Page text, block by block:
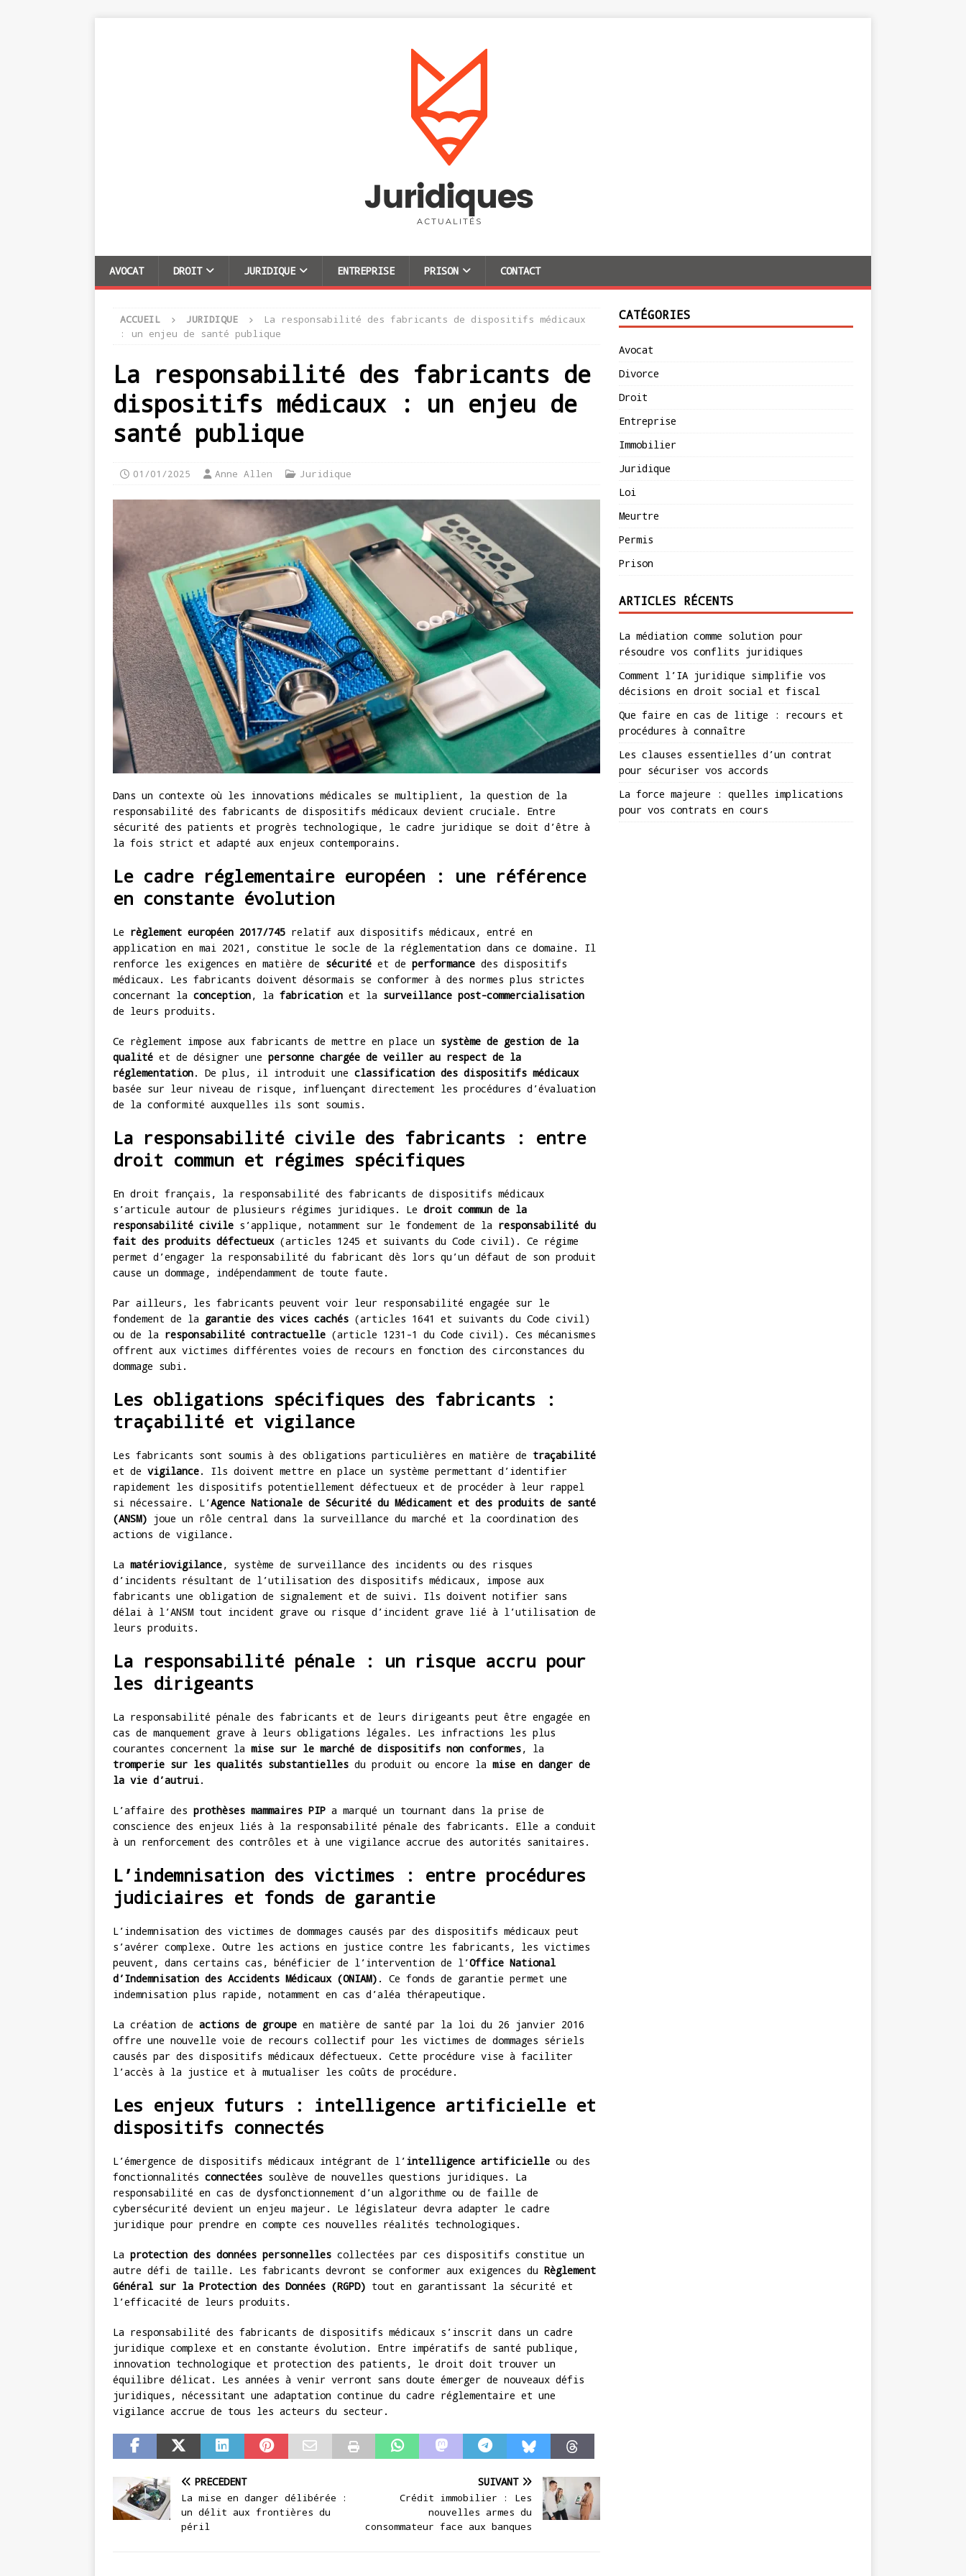
AVOCAT DROIT JURIDIQUE ENTREPRISE PRISON CONTACT
ACCUEIL JURIDIQUE
La responsabilité des fabricants de dispositifs médicaux
: un enjeu de santé publique
La responsabilité des fabricants de
dispositifs médicaux : un enjeu de
santé publique
01/01/2025 Anne Allen Juridique
Dans un contexte où les innovations médicales se multiplient, la question de la
responsabilité des fabricants de dispositifs médicaux devient cruciale. Entre
sécurité des patients et progrès technologique, le cadre juridique se doit d’être à
la fois strict et adapté aux enjeux contemporains.
Le cadre réglementaire européen : une référence
en constante évolution
Le règlement européen 2017/745 relatif aux dispositifs médicaux, entré en
application en mai 2021, constitue le socle de la réglementation dans ce domaine. Il
renforce les exigences en matière de sécurité et de performance des dispositifs
médicaux. Les fabricants doivent désormais se conformer à des normes plus strictes
concernant la conception, la fabrication et la surveillance post-commercialisation
de leurs produits.
Ce règlement impose aux fabricants de mettre en place un système de gestion de la
qualité et de désigner une personne chargée de veiller au respect de la
réglementation. De plus, il introduit une classification des dispositifs médicaux
basée sur leur niveau de risque, influençant directement les procédures d’évaluation
de la conformité auxquelles ils sont soumis.
La responsabilité civile des fabricants : entre
droit commun et régimes spécifiques
En droit français, la responsabilité des fabricants de dispositifs médicaux
s’articule autour de plusieurs régimes juridiques. Le droit commun de la
responsabilité civile s’applique, notamment sur le fondement de la responsabilité du
fait des produits défectueux(articles 1245 et suivants du Code civil). Ce régime
permet d’engager la responsabilité du fabricant dès lors qu’un défaut de son produit
cause un dommage, indépendamment de toute faute.
Par ailleurs, les fabricants peuvent voir leur responsabilité engagée sur le
fondement de la garantie des vices cachés (articles 1641 et suivants du Code civil)
ou de la responsabilité contractuelle (article 1231-1 du Code civil). Ces mécanismes
offrent aux victimes différentes voies de recours en fonction des circonstances du
dommage subi.
Les obligations spécifiques des fabricants :
traçabilité et vigilance
Les fabricants sont soumis à des obligations particulières en matière de traçabilité
et de vigilance. Ils doivent mettre en place un système permettant d’identifier
rapidement les dispositifs potentiellement défectueux et de procéder à leur rappel
si nécessaire. L’Agence Nationale de Sécurité du Médicament et des produits de santé
(ANSM) joue un rôle central dans la surveillance du marché et la coordination des
actions de vigilance.
La matériovigilance, système de surveillance des incidents ou des risques
d’incidents résultant de l’utilisation des dispositifs médicaux, impose aux
fabricants une obligation de signalement et de suivi. Ils doivent notifier sans
délai à l’ANSM tout incident grave ou risque d’incident grave lié à l’utilisation de
leurs produits.
La responsabilité pénale : un risque accru pour
les dirigeants
La responsabilité pénale des fabricants et de leurs dirigeants peut être engagée en
cas de manquement grave à leurs obligations légales. Les infractions les plus
courantes concernent la mise sur le marché de dispositifs non conformes, la
tromperie sur les qualités substantielles du produit ou encore la mise en danger de
la vie d’autrui.
L’affaire des prothèses mammaires PIP a marqué un tournant dans la prise de
conscience des enjeux liés à la responsabilité pénale des fabricants. Elle a conduit
à un renforcement des contrôles et à une vigilance accrue des autorités sanitaires.
L’indemnisation des victimes : entre procédures
judiciaires et fonds de garantie
L’indemnisation des victimes de dommages causés par des dispositifs médicaux peut
s’avérer complexe. Outre les actions en justice contre les fabricants, les victimes
peuvent, dans certains cas, bénéficier de l’intervention de l’Office National
d’Indemnisation des Accidents Médicaux (ONIAM) . Ce fonds de garantie permet une
indemnisation plus rapide, notamment en cas d’aléa thérapeutique.
La création de actions de groupe en matière de santé par la loi du 26 janvier 2016
offre une nouvelle voie de recours collectif pour les victimes de dommages sériels
causés par des dispositifs médicaux défectueux. Cette procédure vise à faciliter
l’accès à la justice et à mutualiser les coûts de procédure.
Les enjeux futurs : intelligence artificielle et
dispositifs connectés
L’émergence de dispositifs médicaux intégrant de l’intelligence artificielle ou des
fonctionnalités connectées soulève de nouvelles questions juridiques. La
responsabilité en cas de dysfonctionnement d’un algorithme ou de faille de
cybersécurité devient un enjeu majeur. Le législateur devra adapter le cadre
juridique pour prendre en compte ces nouvelles réalités technologiques.
La protection des données personnelles collectées par ces dispositifs constitue un
autre défi de taille. Les fabricants devront se conformer aux exigences du Règlement
Général sur la Protection des Données (RGPD) tout en garantissant la sécurité et
l’efficacité de leurs produits.
La responsabilité des fabricants de dispositifs médicaux s’inscrit dans un cadre
juridique complexe et en constante évolution. Entre impératifs de santé publique,
innovation technologique et protection des patients, le droit doit trouver un
équilibre délicat. Les années à venir verront sans doute émerger de nouveaux défis
juridiques, nécessitant une adaptation continue du cadre réglementaire et une
vigilance accrue de tous les acteurs du secteur.
PRÉCÉDENT
La mise en danger délibérée :
un délit aux frontières du
péril
SUIVANT
Crédit immobilier : Les
nouvelles armes du
consommateur face aux banques
CATÉGORIES
Avocat
Divorce
Droit
Entreprise
Immobilier
Juridique
Loi
Meurtre
Permis
Prison
ARTICLES RÉCENTS
La médiation comme solution pour
résoudre vos conflits juridiques
Comment l’IA juridique simplifie vos
décisions en droit social et fiscal
Que faire en cas de litige : recours et
procédures à connaître
Les clauses essentielles d’un contrat
pour sécuriser vos accords
La force majeure : quelles implications
pour vos contrats en cours